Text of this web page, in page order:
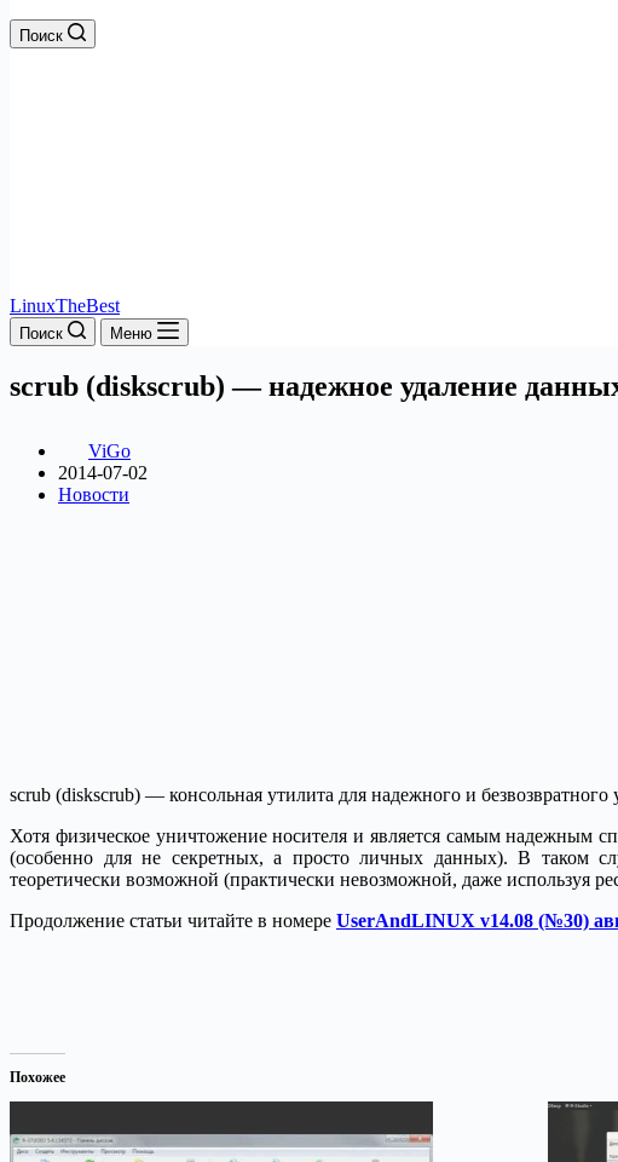
Поиск
LinuxTheBest
Поиск Меню
scrub (diskscrub) — надежное удаление
ViGo
2014-07-02
Новости
scrub (diskscrub) — консольная утилита для надежного и
Хотя физическое уничтожение носителя и является самым надежным
(особенно для не секретных, a просто личных данных). В таком
теоретически возможной (практически невозможной, даже используя
Продолжение статьи читайте в номере UserAndLINUX v14.08 (№30)
Похожее